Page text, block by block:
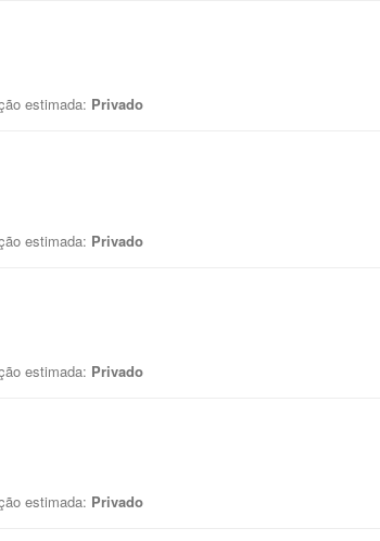
estimada: Privado
estimada: Privado
estimada: Privado
estimada: Privado